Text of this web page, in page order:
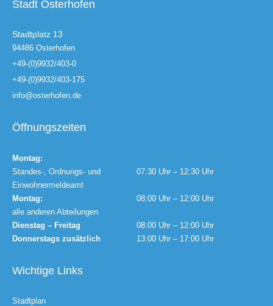
Stadt Osterhofen
Stadtplatz 13
94486 Osterhofen
+49-(0)9932/403-0
+49-(0)9932/403-175
info@osterhofen.de
Öffnungszeiten
Montag:
Standes-, Ordnungs- und
Einwohnermeldeamt
07:30 Uhr – 12:30 Uhr
Montag:
alle anderen Abteilungen
08:00 Uhr – 12:00 Uhr
Dienstag – Freitag
08:00 Uhr – 12:00 Uhr
Donnerstags zusätzlich
13:00 Uhr – 17:00 Uhr
Wichtige Links
Stadtplan